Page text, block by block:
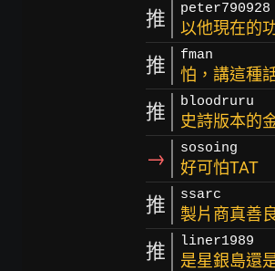
推 peter790928
以他現在的
推 fman
怕，講這種
推 bloodruru
史詩版本的
→ sosoing
好可怕TAT
推 ssarc
製片商真善
推 liner1989
是星銀島還